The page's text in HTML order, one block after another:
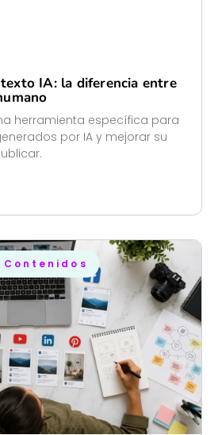
IA: la diferencia entre
herramienta específica para
por IA y mejorar su